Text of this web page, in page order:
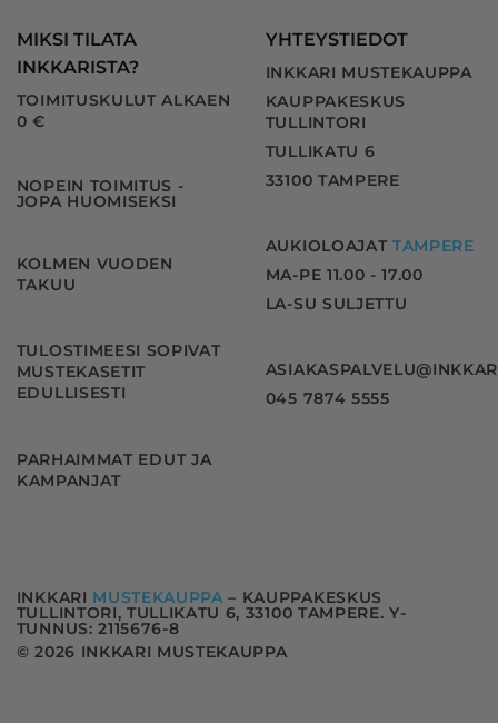
MIKSI TILATA
INKKARISTA?
TOIMITUSKULUT ALKAEN
0 €
NOPEIN TOIMITUS -
JOPA HUOMISEKSI
KOLMEN VUODEN
TAKUU
TULOSTIMEESI SOPIVAT
MUSTEKASETIT
EDULLISESTI
PARHAIMMAT EDUT JA
KAMPANJAT
YHTEYSTIEDOT
INKKARI MUSTEKAUPPA
KAUPPAKESKUS
TULLINTORI
TULLIKATU 6
33100 TAMPERE
AUKIOLOAJAT TAMPERE
MA-PE 11.00 - 17.00
LA-SU SULJETTU
045 7874 5555
INKKARI MUSTEKAUPPA – KAUPPAKESKUS
TULLINTORI, TULLIKATU 6, 33100 TAMPERE. Y-
TUNNUS: 2115676-8
© 2026 INKKARI MUSTEKAUPPA